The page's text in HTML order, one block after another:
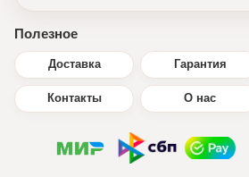
Полезное
Доставка Гарантия
Контакты О нас